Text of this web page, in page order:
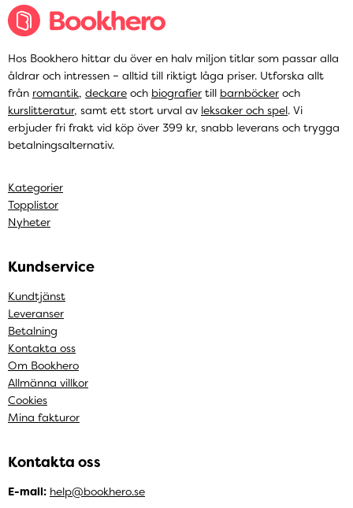
Hos Bookhero hittar du över en halv miljon titlar som passar alla
åldrar och intressen – alltid till riktigt låga priser. Utforska allt
från romantik, deckare och biografier till barnböcker och
kurslitteratur, samt ett stort urval av leksaker och spel. Vi
erbjuder fri frakt vid köp över 399 kr, snabb leverans och trygga
betalningsalternativ.
Kategorier
Topplistor
Nyheter
Kundservice
Kundtjänst
Leveranser
Betalning
Kontakta oss
Om Bookhero
Allmänna villkor
Cookies
Mina fakturor
Kontakta oss
E-mail: help@bookhero.se